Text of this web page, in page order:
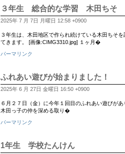
３年生 総合的な学習 木田ちそ
2025年 7 月 7日 月曜日 12:58 +0900
３年生は、木田地区で作られ続けている木田ちそ
てきます。 [画像:CIMG3310.jpg] １ヶ月�
パーマリンク
ふれあい遊びが始まりました！
2025年 6 月 27日 金曜日 16:50 +0900
６月２７日（金）に今年１回目のふれあい遊びが
木田っ子の仲を深める取り�
パーマリンク
1年生 学校たんけん